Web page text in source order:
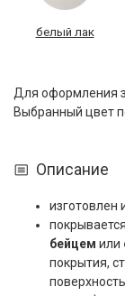
белый лак
Для оформления
Выбранный цвет
Описание
изготовлен
бейцем или
покрытия,